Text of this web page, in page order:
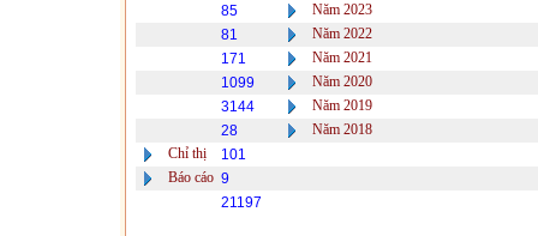
85
Năm 2023
81
Năm 2022
171
Năm 2021
1099
Năm 2020
3144
Năm 2019
28
Năm 2018
Chỉ thị
101
Báo cáo 9
21197